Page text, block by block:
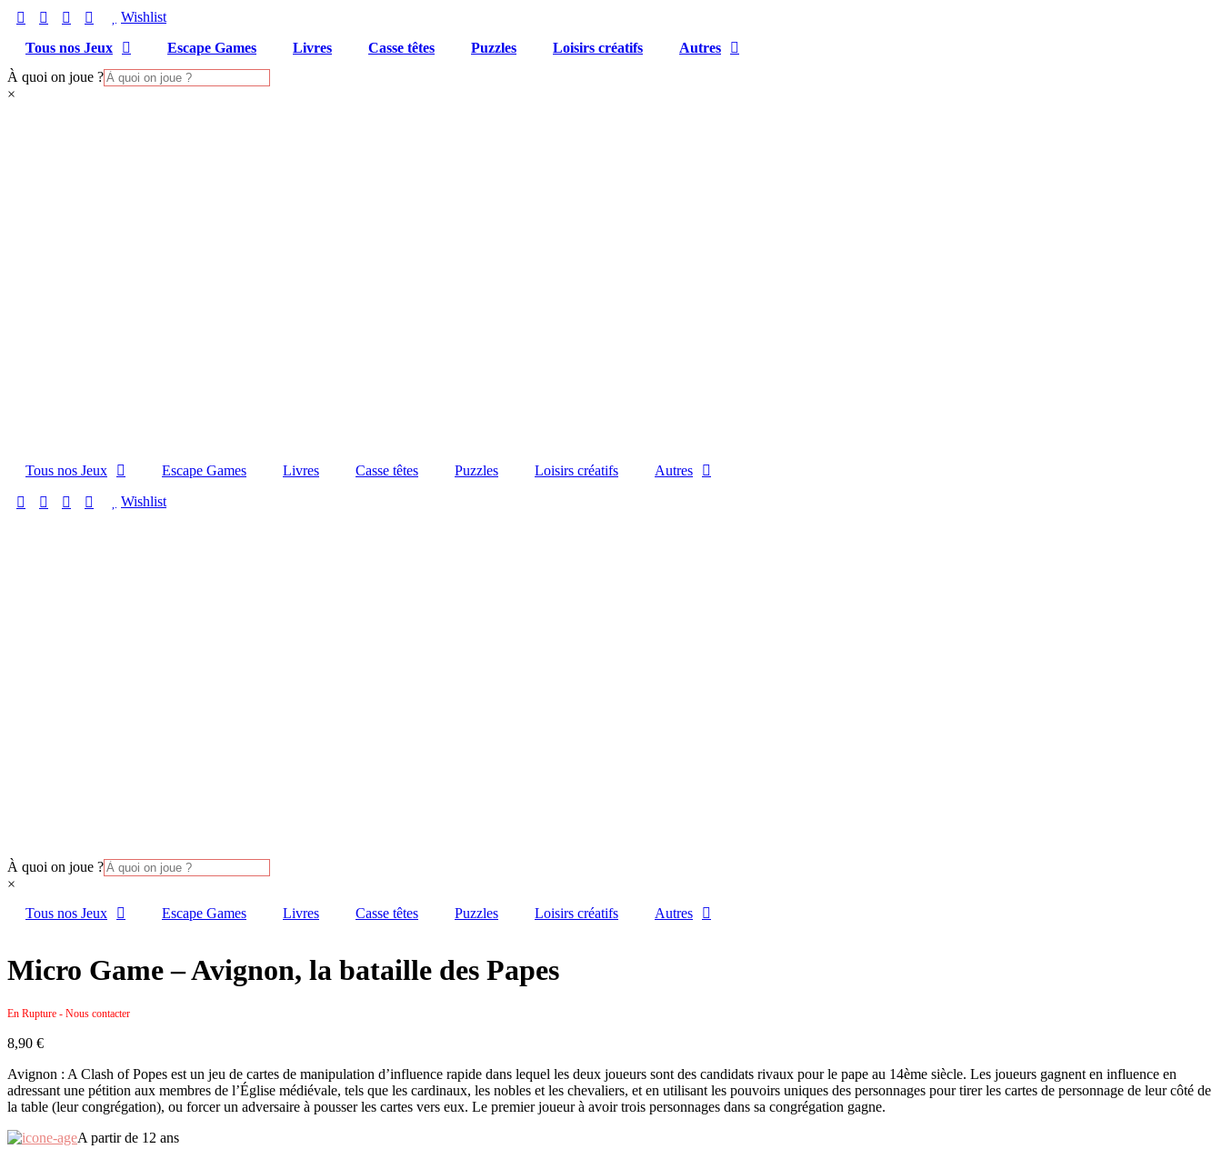
Aller
contenu
Wishlist
Tous nos Jeux
Escape Games Livres Casse têtes Puzzles Loisirs créatifs
Autres
À quoi on joue ?
×
Tous nos Jeux Escape Games Livres Casse têtes Puzzles Loisirs créatifs
Autres
Wishlist
À quoi on joue ?
×
Tous nos Jeux
Escape Games Livres Casse têtes Puzzles Loisirs créatifs Autres
Micro Game – Avignon, la bataille des Papes
En Rupture - Nous contacter
8,90 €
Avignon : A Clash of Popes est un jeu de cartes de manipulation d’influence rapide dans lequel les deux joueurs sont des candidats rivaux pour le pape au 14ème siècle. Les joueurs gagnent en influence en
adressant une pétition aux membres de l’Église médiévale, tels que les cardinaux, les nobles et les chevaliers, et en utilisant les pouvoirs uniques des personnages pour tirer les cartes de personnage de leur côté de
la table (leur congrégation), ou forcer un adversaire à pousser les cartes vers eux. Le premier joueur à avoir trois personnages dans sa congrégation gagne.
A partir de 12 ans